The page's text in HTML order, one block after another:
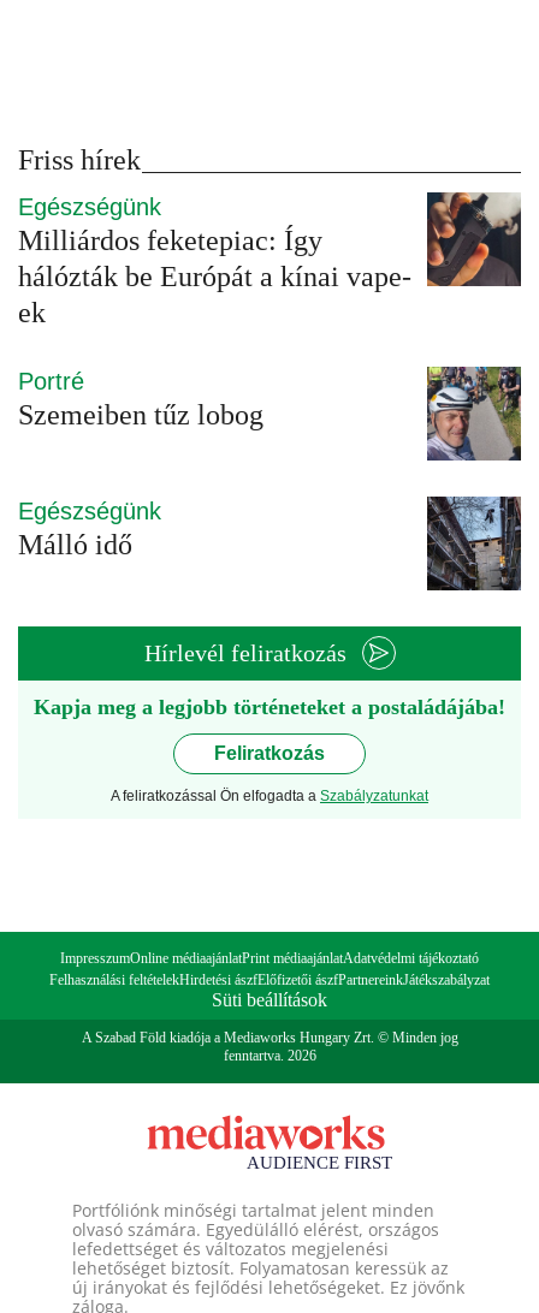
Friss hírek
Egészségünk
Milliárdos feketepiac: Így
hálózták be Európát a kínai vape-
ek
Portré
Szemeiben tűz lobog
Egészségünk
Málló idő
Hírlevél feliratkozás
Kapja meg a legjobb történeteket a postaládájába!
Feliratkozás
A feliratkozással Ön elfogadta a Szabályzatunkat
ImpresszumOnline médiaajánlatPrint médiaajánlatAdatvédelmi tájékoztató
Felhasználási feltételekHirdetési ászfElőfizetői ászfPartnereinkJátékszabályzat
Süti beállítások
A Szabad Föld kiadója a Mediaworks Hungary Zrt. © Minden jog
fenntartva. 2026
Portfóliónk minőségi tartalmat jelent minden
olvasó számára. Egyedülálló elérést, országos
lefedettséget és változatos megjelenési
lehetőséget biztosít. Folyamatosan keressük az
új irányokat és fejlődési lehetőségeket. Ez jövőnk
záloga.